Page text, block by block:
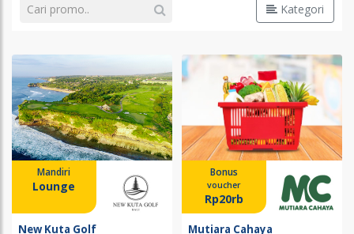
Kategori
Mandiri
Lounge
New Kuta Golf
Bonus
voucher
Rp20rb
Mutiara Cahaya